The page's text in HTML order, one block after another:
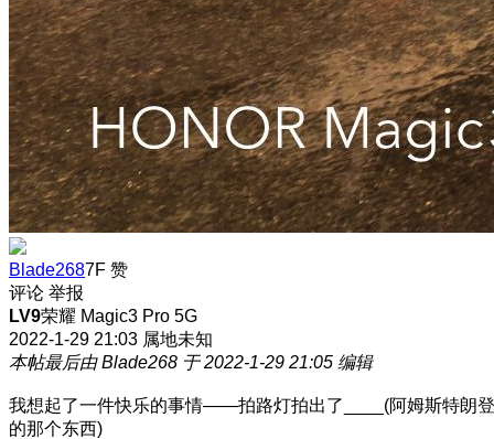
Blade2687F 赞
评论 举报
LV9荣耀 Magic3 Pro 5G
2022-1-29 21:03 属地未知
本帖最后由 Blade268 于 2022-1-29 21:05 编辑
我想起了一件快乐的事情——拍路灯拍出了____(阿姆斯特朗登
的那个东西)